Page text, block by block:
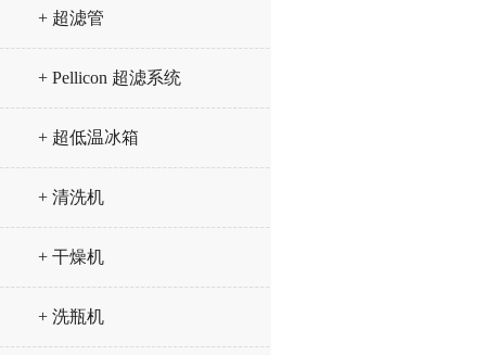
+ 超滤管
+ Pellicon 超滤系统
+ 超低温冰箱
+ 清洗机
+ 干燥机
+ 洗瓶机